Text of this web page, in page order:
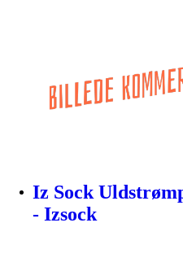
Iz Sock
- Izsock